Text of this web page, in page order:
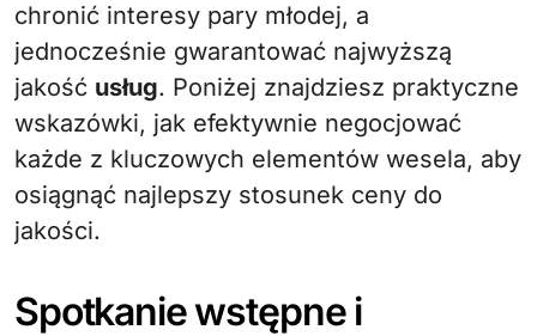
chronić interesy pary młodej, a
jednocześnie gwarantować najwyższą
jakość usług. Poniżej znajdziesz praktyczne
wskazówki, jak efektywnie negocjować
każde z kluczowych elementów wesela, aby
osiągnąć najlepszy stosunek ceny do
jakości.
Spotkanie wstępne i